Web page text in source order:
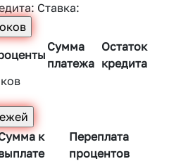
Ставка:
Сумма
платежа
Остаток
кредита
к
Переплата
процентов